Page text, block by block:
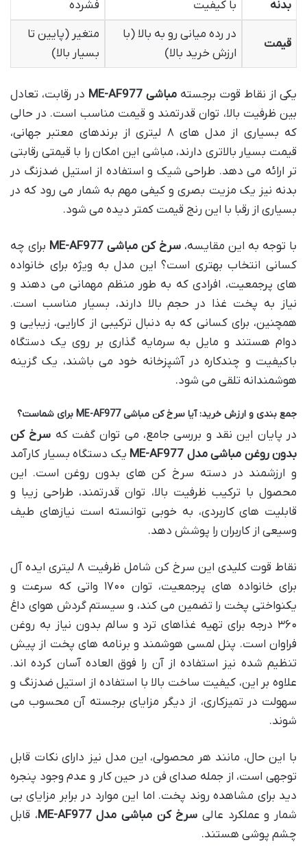
بدنه با کیفیت فشرده
قیمت
در رده میانی رو به بالا (با
ارزش خرید بالا)
متغیر (پایین تا
بسیار بالا)
یکی از نقاط قوت برجسته مباشی ME-AF977
در رقابت، تعادل
بین ظرفیت بالا، توان قدرتمند و قیمت مناسب است. در حالی
که بسیاری از مدل های ۸ لیتری از برندهای معتبر جهانی،
قیمت بسیار بالاتری دارند، مباشی این امکان را با قیمتی رقابتی
تر ارائه می دهد. طراحی شیک و استفاده از استیل ضدزنگ در
بدنه نیز یک مزیت بصری و کیفی مهم به شمار می رود که در
بسیاری از رقبا با این رنج قیمت کمتر دیده می شود.
با توجه به این مقایسه، سرخ کن مباشی ME-AF977
برای چه
کسانی انتخاب بهتری است؟ این مدل به ویژه برای خانواده
های پرجمعیت، افرادی که به طور منظم مهمانی می دهند و
نیاز به پخت غذا در حجم بالا دارند، بسیار مناسب است.
همچنین، برای کسانی که به دنبال ترکیبی از کارایی، زیبایی و
دوام هستند و مایل به سرمایه گذاری بر روی یک دستگاه
باکیفیت و چندکاره در آشپزخانه خود می باشند، یک گزینه
هوشمندانه تلقی می شود.
جمع بندی و ارزش خرید: آیا سرخ کن مباشی ME-AF977 برای شماست؟
در پایان این نقد و بررسی جامع، می توان گفت که سرخ کن
بدون روغن مباشی مدل ME-AF977
یک دستگاه بسیار کارآمد
و ارزشمند در دسته سرخ کن های بدون روغن است. این
محصول با ترکیب ظرفیت بالا، توان قدرتمند، طراحی زیبا و
قابلیت های کاربردی، به خوبی توانسته است نیازهای طیف
وسیعی از کاربران را پوشش دهد.
نقاط قوت کلیدی این سرخ کن شامل ظرفیت ۸ لیتری ایده آل
برای خانواده های پرجمعیت، توان ۱۷۰۰ واتی که سرعت و
یکنواختی پخت را تضمین می کند، و سیستم گردش هوای داغ
۳۶۰ درجه برای تهیه غذاهای ترد و سالم بدون نیاز به روغن
فراوان است. پنل لمسی هوشمند و برنامه های پخت از پیش
تنظیم شده نیز استفاده از آن را فوق العاده آسان کرده اند.
علاوه بر این، کیفیت ساخت بالا با استفاده از استیل ضدزنگ و
سهولت در تمیزکاری، از دیگر مزایای برجسته آن محسوب می
شوند.
با این حال، مانند هر محصولی، این مدل نیز دارای نکات قابل
توجهی است، از جمله صدای فن در حین کار و عدم وجود پنجره
دید برای مشاهده روند پخت. اما این موارد در برابر مزایای بی
شمار و عملکرد عالی سرخ کن مباشی مدل ME-AF977
، قابل
چشم پوشی هستند.